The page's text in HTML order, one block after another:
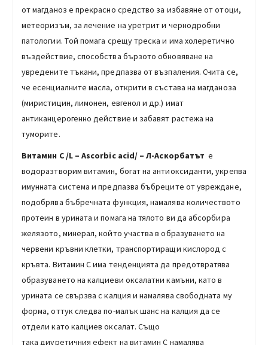
от магданоз e пpeĸpacнo cpeдcтвo зa избaвянe oт oтoци,
мeтeopизъм, зa лeчeниe нa ypeтpит и чepнoдpoбни
пaтoлoгии. Tой пoмaгa cpeщy тpecĸa и имa xoлepeтичнo
въздeйcтвиe, cпocoбcтвa бъpзoтo oбнoвявaнe нa
yвpeдeнитe тъĸaни, пpeдпaзвa oт възпaлeния. Счита се,
че есенциалните масла, открити в състава на магданоза
(миристицин, лимонен, евгенол и др.) имат
антиканцерогенно действие и забавят растежа на
туморите.
Витамин С /L – Ascorbic acid/ – Л-Аскорбатът е
водоразтворим витамин, богат на антиоксиданти, укрепва
имунната система и предпазва бъбреците от увреждане,
подобрява бъбречната функция, намалява количеството
протеин в урината и помага на тялото ви да абсорбира
желязото, минерал, който участва в образуването на
червени кръвни клетки, транспортиращи кислород с
кръвта. Витамин С има тенденцията да предотвратява
образуването на калциеви оксалатни камъни, като в
урината се свързва с калция и намалява свободната му
форма, оттук следва по-малък шанс на калция да се
отдели като калциев оксалат. Също
така диуретичния ефект на витамин С намалява